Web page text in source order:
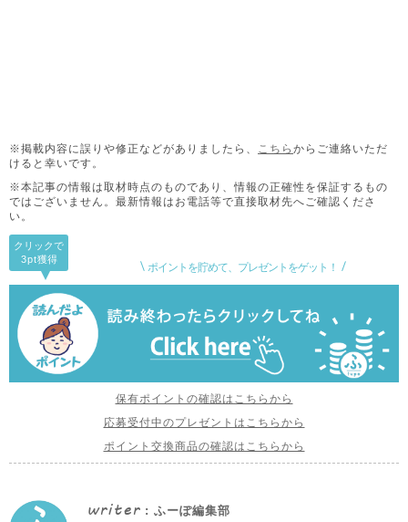
※掲載内容に誤りや修正などがありましたら、 こちら からご連絡いただ
けると幸いです。
※本記事の情報は取材時点のものであり、情報の正確性を保証するもの
ではございません。 最新情報はお電話等で直接取材先へご確認くださ
い。
ポイントを貯めて、プレゼントをゲット！
クリックで
3pt獲得
保有ポイントの確認はこちらから
応募受付中のプレゼントはこちらから
ポイント交換商品の確認はこちらから
writer : ふーぽ編集部